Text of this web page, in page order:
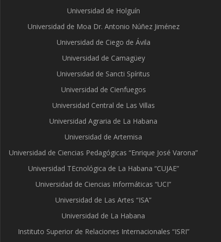
Universidad de Holguín
Universidad de Moa Dr. Antonio Núñez Jiménez
Universidad de Ciego de Ávila
Universidad de Camagüey
Universidad de Sancti Spíritus
Universidad de Cienfuegos
Universidad Central de Las Villas
Universidad Agraria de La Habana
Universidad de Artemisa
Universidad de Ciencias Pedagógicas “Enrique José Varona”
Universidad TEcnológica de La Habana “CUJAE”
Universidad de Ciencias Informáticas “UCI”
Universidad de Las Artes “ISA”
Universidad de La Habana
Instituto Superior de Relaciones Internacionales “ISRI”